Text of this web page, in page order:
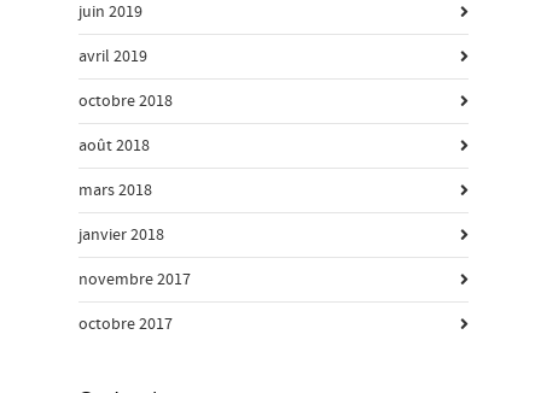
juin 2019
avril 2019
octobre 2018
août 2018
mars 2018
janvier 2018
novembre 2017
octobre 2017